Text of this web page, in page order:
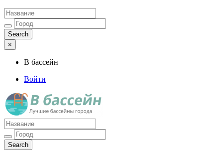
×
В бассейн
Войти
Лучшие бассейны города